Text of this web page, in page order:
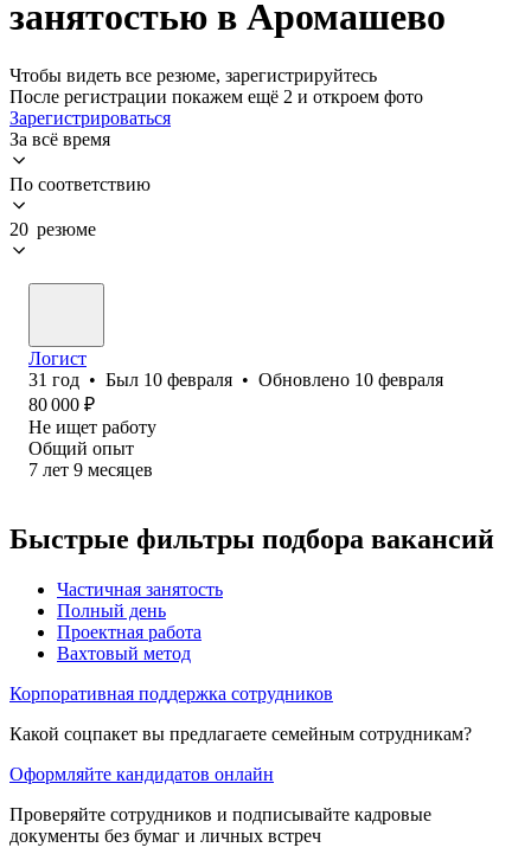
занятостью в Аромашево
Чтобы видеть все резюме, зарегистрируйтесь
После регистрации покажем ещё 2 и откроем фото
Зарегистрироваться
За всё время
По соответствию
20 резюме
Логист
31 год • Был 10 февраля • Обновлено 10 февраля
80 000 ₽
Не ищет работу
Общий опыт
7 лет 9 месяцев
Быстрые фильтры подбора вакансий
Частичная занятость
Полный день
Проектная работа
Вахтовый метод
Корпоративная поддержка сотрудников
Какой соцпакет вы предлагаете семейным сотрудникам?
Оформляйте кандидатов онлайн
Проверяйте сотрудников и подписывайте кадровые
документы без бумаг и личных встреч